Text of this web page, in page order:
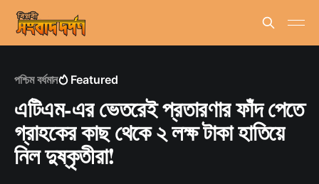
পশ্চিম বর্ধমান Featured
এটিএম-এর ভেতরেই প্রতারণার ফাঁদ পেতে
গ্রাহকের কাছ থেকে ২ লক্ষ টাকা হাতিয়ে
নিল দুষ্কৃতীরা!